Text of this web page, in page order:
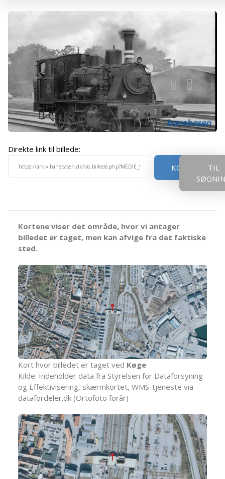
Direkte link til billede:
KOPIER
TIL
Kortene viser det område, hvor vi antager
billedet er taget, men kan afvige fra det faktiske
sted.
Kort hvor billedet er taget ved Køge
Kilde: Indeholder data fra Styrelsen for Dataforsyning
og Effektivisering, skærmkortet, WMS-tjeneste via
datafordeler.dk (Ortofoto forår)